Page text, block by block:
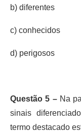
b) diferentes
c) conhecidos
d) perigosos
Questão 5 –Na
sinais
termo destacado